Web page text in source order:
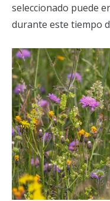
seleccionado puede
durante este tiempo